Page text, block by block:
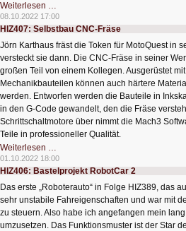
Weiterlesen …
Mediatheken
Downloader
08.10.2022 17:00
HIZ407: Selbstbau CNC-Fräse
Jörn Karthaus fräst die Token für MotoQuest in
versteckt sie dann. Die CNC-Fräse in seiner
großen Teil von einem Kollegen. Ausgerüstet
Mechanikbauteilen können auch härtere
werden. Entworfen werden die Bauteile in
in den G-Code gewandelt, den die Fräse
Schrittschaltmotore über nimmt die Mach3
Teile in professioneller Qualität.
Weiterlesen …
Selbstbau
CNC-
Fräse
01.10.2022 18:00
HIZ406: Bastelprojekt RobotCar 2
Das erste „Roboterauto“ in Folge HIZ389, das
sehr unstabile Fahreigenschaften und war mit
zu steuern. Also habe ich angefangen mein
umzusetzen. Das Funktionsmuster ist der Star